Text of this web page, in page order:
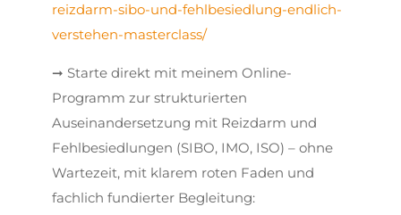
reizdarm-sibo-und-fehlbesiedlung-endlich-
verstehen-masterclass/
➞ Starte direkt mit meinem Online-
Programm zur strukturierten
Auseinandersetzung mit Reizdarm und
Fehlbesiedlungen (SIBO, IMO, ISO) – ohne
Wartezeit, mit klarem roten Faden und
fachlich fundierter Begleitung: